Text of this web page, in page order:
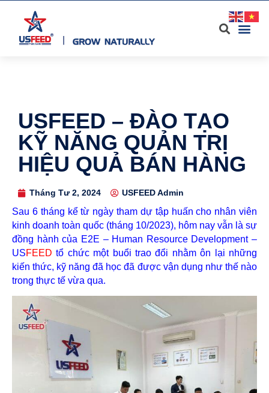
USFEED – ĐÀO TẠO
KỸ NĂNG QUẢN TRỊ
HIỆU QUẢ BÁN HÀNG
Tháng Tư 2, 2024 USFEED Admin
Sau 6 tháng kể từ ngày tham dự tập huấn cho nhân viên
kinh doanh toàn quốc (tháng 10/2023), hôm nay vẫn là sự
đồng hành của E2E – Human Resource Development –
USFEED tổ chức một buổi trao đổi nhằm ôn lại những
kiến thức, kỹ năng đã học đã được vận dụng như thế nào
trong thực tế vừa qua.